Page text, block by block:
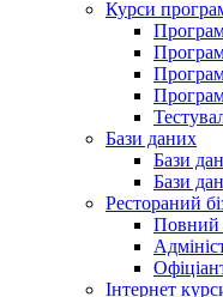
Курси
Бази даних
Бази
Бази
Рестораний
Повний
Інтернет